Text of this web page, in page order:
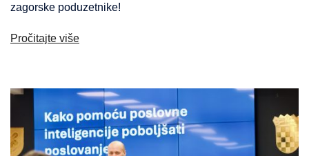
zagorske poduzetnike!
Pročitajte više